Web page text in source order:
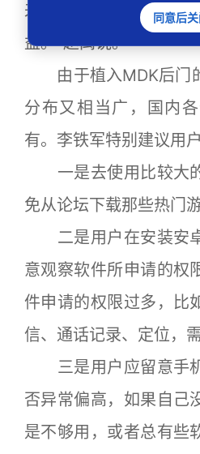
来，揪出幕后黑手，维
益。”赵闽说。
由于植入MDK后门的
分布又相当广，国内
有。李铁军特别建议用
一是去使用比较大
免从论坛下载那些热门游
二是用户在安装安
意观察软件所申请的权
件申请的权限过多，比
信、通话记录、定位，
三是用户应留意手
否异常偏高，如果自己
是不够用，或者总有些
同意后